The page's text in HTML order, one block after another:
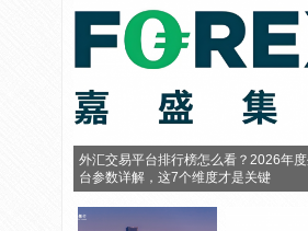
外汇交易平台排行榜怎么看？2026年度
台参数详解，这7个维度才是关键